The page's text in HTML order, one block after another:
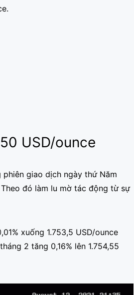
USD/ounce
giao dịch ngày thứ Năm
đó làm lu mờ tác động từ sự
xuống 1.753,5 USD/ounce
2 tăng 0,16% lên 1.754,55